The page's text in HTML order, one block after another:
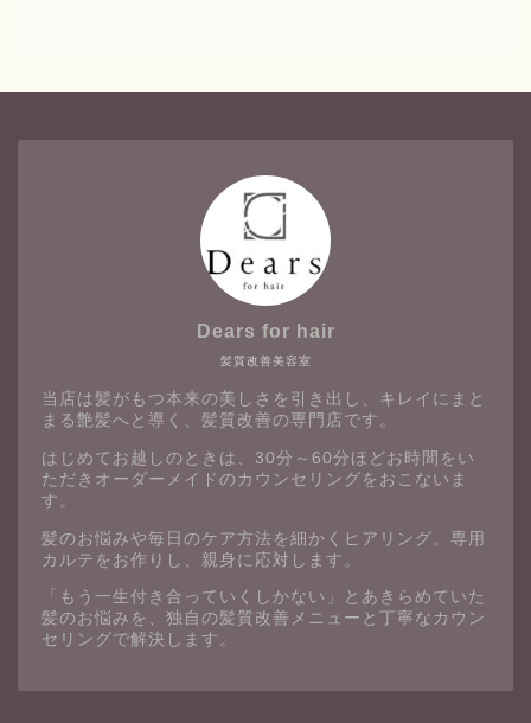
髪質改善美容室
Dears for hair
当店は髪がもつ本来の美しさを引き出し、キレイにまと
まる艶髪へと導く、髪質改善の専門店です。
はじめてお越しのときは、30分～60分ほどお時間をい
ただきオーダーメイドのカウンセリングをおこないま
す。
髪のお悩みや毎日のケア方法を細かくヒアリング。専用
カルテをお作りし、親身に応対します。
「もう一生付き合っていくしかない」とあきらめていた
髪のお悩みを、独自の髪質改善メニューと丁寧なカウン
セリングで解決します。